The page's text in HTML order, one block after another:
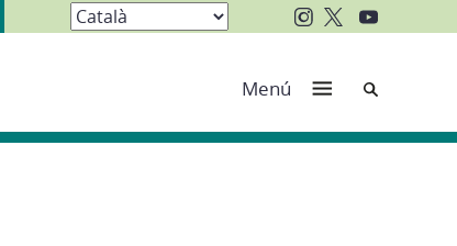
Menú Cerca